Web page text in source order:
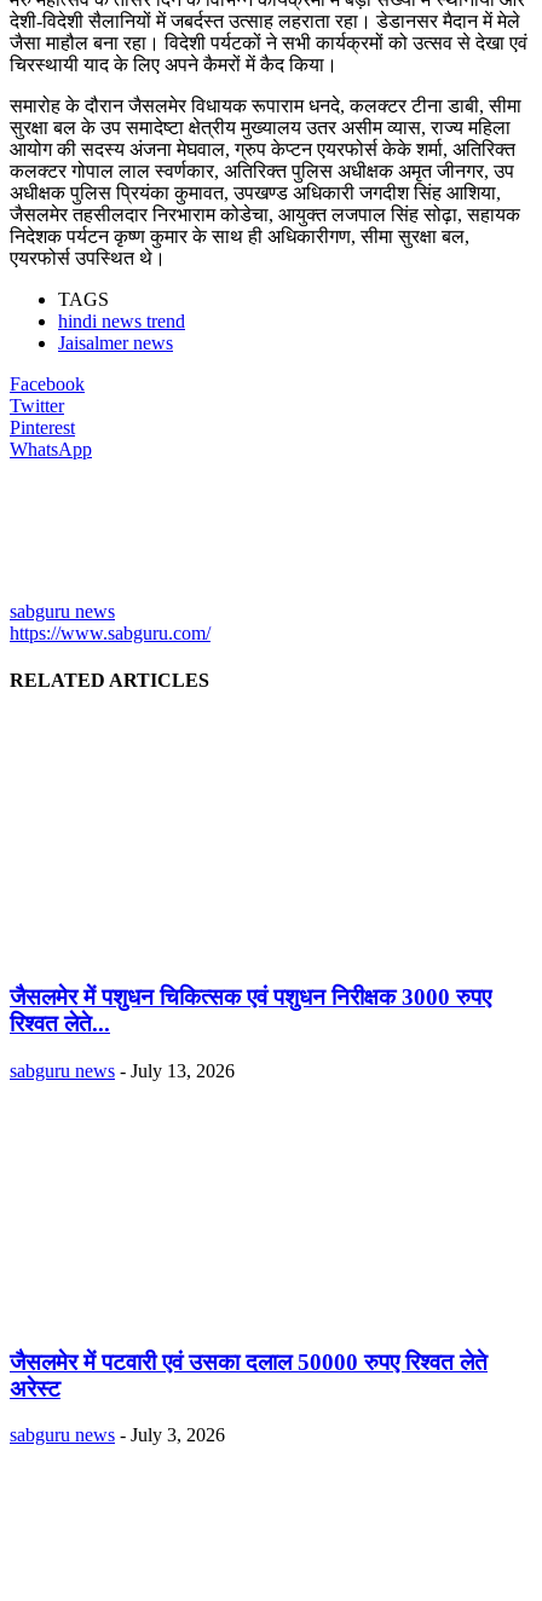
देशी-विदेशी सैलानियों में जबर्दस्त उत्साह लहराता रहा। डेडानसर मैदान में मेले
जैसा माहौल बना रहा। विदेशी पर्यटकों ने सभी कार्यक्रमों को उत्सव से देखा एवं
चिरस्थायी याद के लिए अपने कैमरों में कैद किया।
समारोह के दौरान जैसलमेर विधायक रूपाराम धनदे, कलक्टर टीना डाबी, सीमा
सुरक्षा बल के उप समादेष्टा क्षेत्रीय मुख्यालय उतर असीम व्यास, राज्य महिला
आयोग की सदस्य अंजना मेघवाल, ग्रुप केप्टन एयरफोर्स केके शर्मा, अतिरिक्त
कलक्टर गोपाल लाल स्वर्णकार, अतिरिक्त पुलिस अधीक्षक अमृत जीनगर, उप
अधीक्षक पुलिस प्रियंका कुमावत, उपखण्ड अधिकारी जगदीश सिंह आशिया,
जैसलमेर तहसीलदार निरभाराम कोडेचा, आयुक्त लजपाल सिंह सोढ़ा, सहायक
निदेशक पर्यटन कृष्ण कुमार के साथ ही अधिकारीगण, सीमा सुरक्षा बल,
एयरफोर्स उपस्थित थे।
TAGS
hindi news trend
Jaisalmer news
Facebook
Twitter
Pinterest
WhatsApp
sabguru news
https://www.sabguru.com/
RELATED ARTICLES
जैसलमेर में पशुधन चिकित्सक एवं पशुधन निरीक्षक 3000 रुपए
रिश्वत लेते...
sabguru news - July 13, 2026
जैसलमेर में पटवारी एवं उसका दलाल 50000 रुपए रिश्वत लेते
अरेस्ट
sabguru news - July 3, 2026